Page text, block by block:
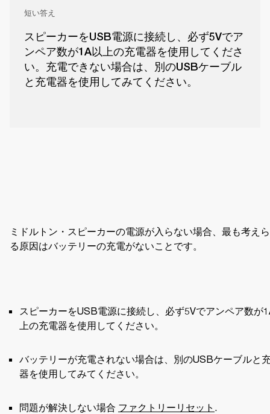
短い答え
スピーカーをUSB電源に接続し、必ず5Vでア
ンペア数が1A以上の充電器を使用してくださ
い。充電できない場合は、別のUSBケーブル
と充電器を使用してみてください。
ミドルトン・スピーカーの電源が入らない場合、最も考え
る原因はバッテリーの充電がないことです。
スピーカーをUSB電源に接続し、必ず5Vでアンペア数が
上の充電器を使用してください。
バッテリーが充電されない場合は、別のUSBケーブルと
器を使用してみてください。
問題が解決しない場合 ファクトリーリセット .